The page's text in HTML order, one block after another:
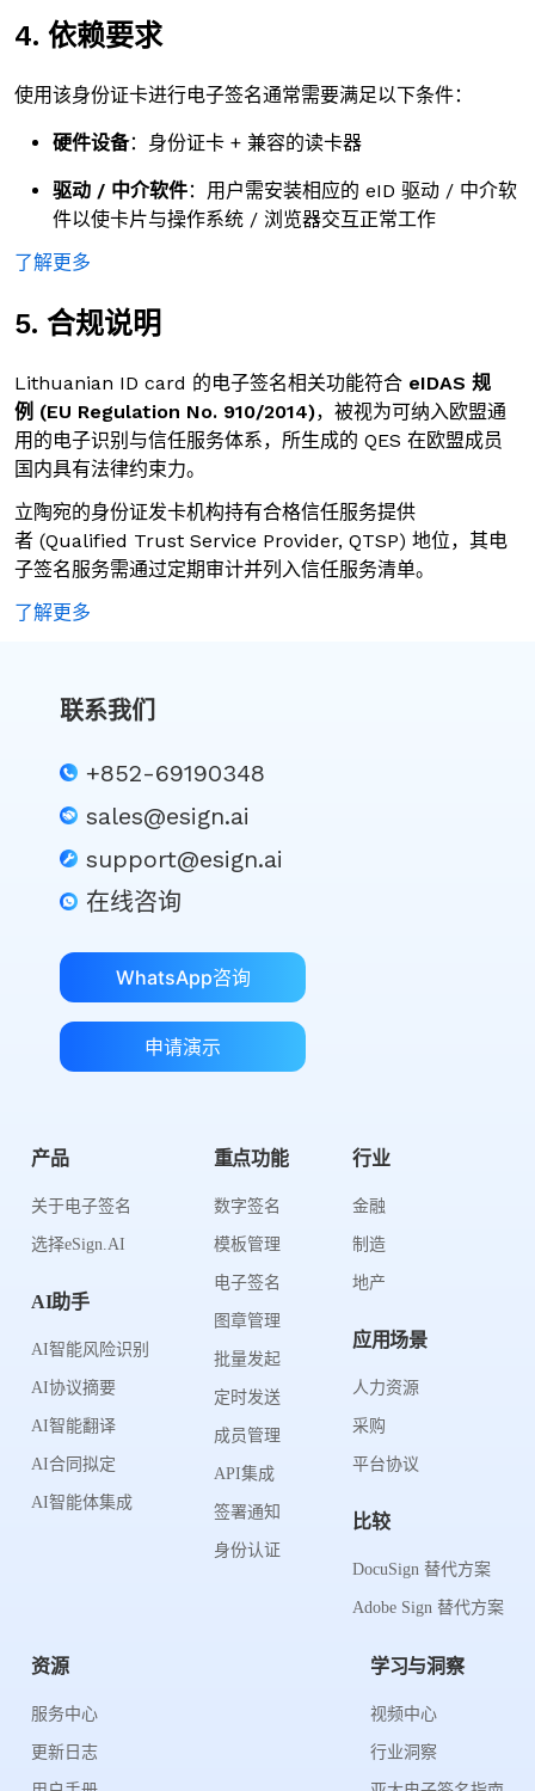
4. 依赖要求
使用该身份证卡进行电子签名通常需要满足以下条件：
硬件设备：身份证卡 + 兼容的读卡器
驱动 / 中介软件：用户需安装相应的 eID 驱动 / 中介软
件以使卡片与操作系统 / 浏览器交互正常工作
了解更多
5. 合规说明
Lithuanian ID card 的电子签名相关功能符合 eIDAS 规
例 (EU Regulation No. 910/2014)，被视为可纳入欧盟通
用的电子识别与信任服务体系，所生成的 QES 在欧盟成员
国内具有法律约束力。
立陶宛的身份证发卡机构持有合格信任服务提供
者 (Qualified Trust Service Provider, QTSP) 地位，其电
子签名服务需通过定期审计并列入信任服务清单。
了解更多
联系我们
+852-69190348
sales@esign.ai
support@esign.ai
在线咨询
WhatsApp咨询
申请演示
产品
关于电子签名
选择eSign.AI
AI助手
AI智能风险识别
AI协议摘要
AI智能翻译
AI合同拟定
AI智能体集成
重点功能
数字签名
模板管理
电子签名
图章管理
批量发起
定时发送
成员管理
API集成
签署通知
身份认证
行业
金融
制造
地产
应用场景
人力资源
采购
平台协议
比较
DocuSign 替代方案
Adobe Sign 替代方案
资源
服务中心
更新日志
学习与洞察
视频中心
行业洞察